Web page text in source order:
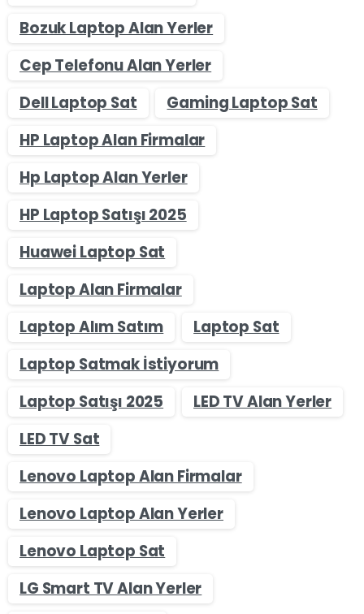
Bozuk Laptop Alan Yerler
Cep Telefonu Alan Yerler
Dell Laptop Sat
Gaming Laptop Sat
HP Laptop Alan Firmalar
Hp Laptop Alan Yerler
HP Laptop Satışı 2025
Huawei Laptop Sat
Laptop Alan Firmalar
Laptop Alım Satım
Laptop Sat
Laptop Satmak İstiyorum
Laptop Satışı 2025
LED TV Alan Yerler
LED TV Sat
Lenovo Laptop Alan Firmalar
Lenovo Laptop Alan Yerler
Lenovo Laptop Sat
LG Smart TV Alan Yerler